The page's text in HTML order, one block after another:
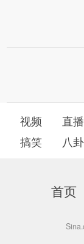
视频 直播
搞笑
八卦
首页